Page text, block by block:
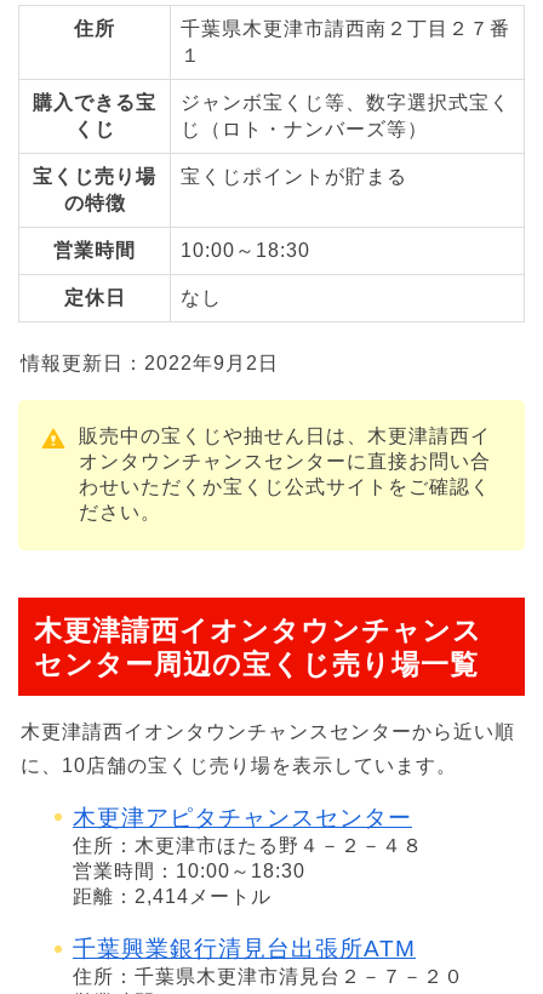
住所
千葉県木更津市請西南２丁目２７番
１
購入できる宝
くじ
ジャンボ宝くじ等、数字選択式宝く
じ（ロト・ナンバーズ等）
宝くじ売り場
の特徴
宝くじポイントが貯まる
営業時間 10:00～18:30
定休日 なし
情報更新日：2022年9月2日
販売中の宝くじや抽せん日は、木更津請西イ
オンタウンチャンスセンターに直接お問い合
わせいただくか宝くじ公式サイトをご確認く
ださい。
木更津請西イオンタウンチャンス
センター周辺の宝くじ売り場一覧
木更津請西イオンタウンチャンスセンターから近い順
に、10店舗の宝くじ売り場を表示しています。
木更津アピタチャンスセンター
住所：木更津市ほたる野４－２－４８
営業時間：10:00～18:30
距離：2,414メートル
千葉興業銀行清見台出張所ATM
住所：千葉県木更津市清見台２－７－２０